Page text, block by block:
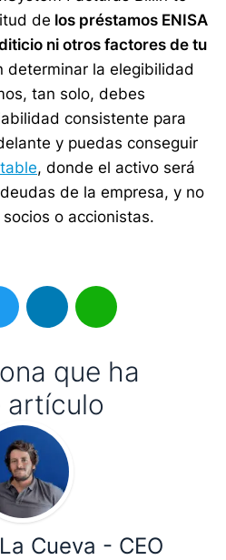
de los préstamos ENISA
ni otros factores de tu
determinar la elegibilidad
tan solo, debes
consistente para
y puedas conseguir
, donde el activo será
de la empresa, y no
o accionistas.
LinkedInWhatsApp
que ha
artículo
Cueva - CEO